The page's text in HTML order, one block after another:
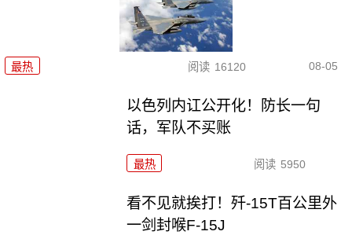
最热 阅读 16120 08-05
以色列内讧公开化！防长一句
话，军队不买账
最热 阅读 5950
看不见就挨打！歼-15T百公里外
一剑封喉F-15J